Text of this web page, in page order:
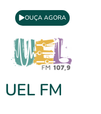
OUÇA AGORA
UEL FM